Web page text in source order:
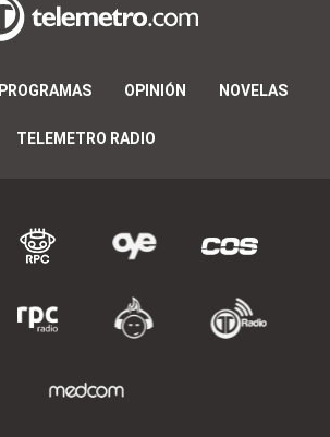
PROGRAMAS OPINIÓN NOVELAS
TELEMETRO RADIO